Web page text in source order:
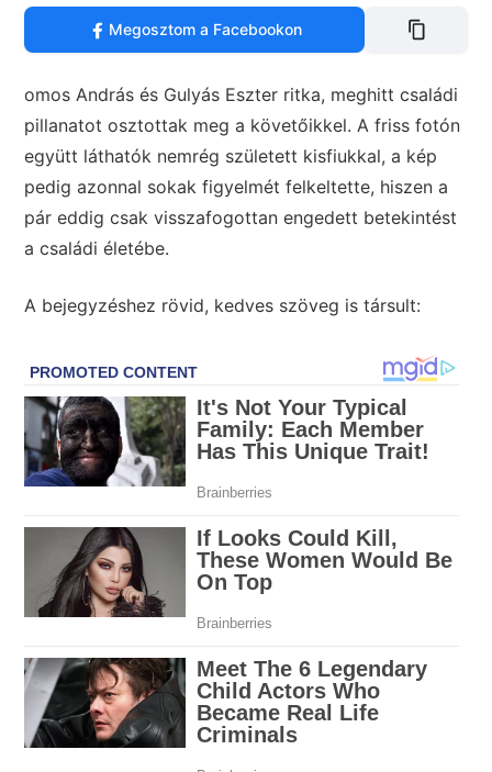
Megosztom a Facebookon
omos András és Gulyás Eszter ritka, meghitt családi
pillanatot osztottak meg a követőikkel. A friss fotón
együtt láthatók nemrég született kisfiukkal, a kép
pedig azonnal sokak figyelmét felkeltette, hiszen a
pár eddig csak visszafogottan engedett betekintést
a családi életébe.
A bejegyzéshez rövid, kedves szöveg is társult: